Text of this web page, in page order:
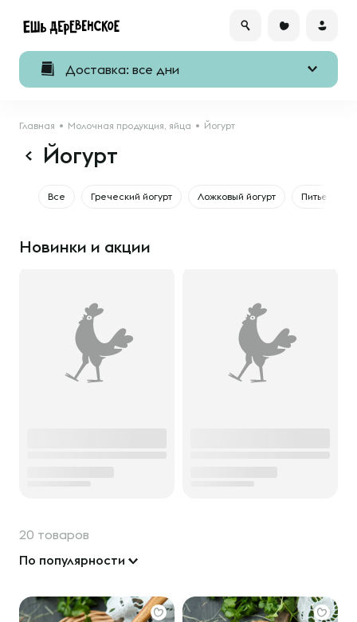
Доставка: все дни
Главная Молочная продукция, яйца Йогурт
Йогурт
Все Греческий йогурт Ложковый йогурт Питьевой
Новинки и акции
20 товаров
По популярности